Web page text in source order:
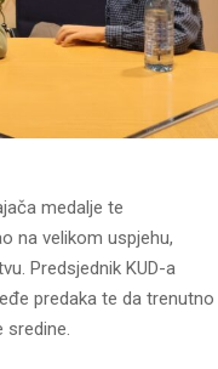
medalje te
na velikom uspjehu,
Predsjednik KUD-a
predaka te da trenutno
sredine.